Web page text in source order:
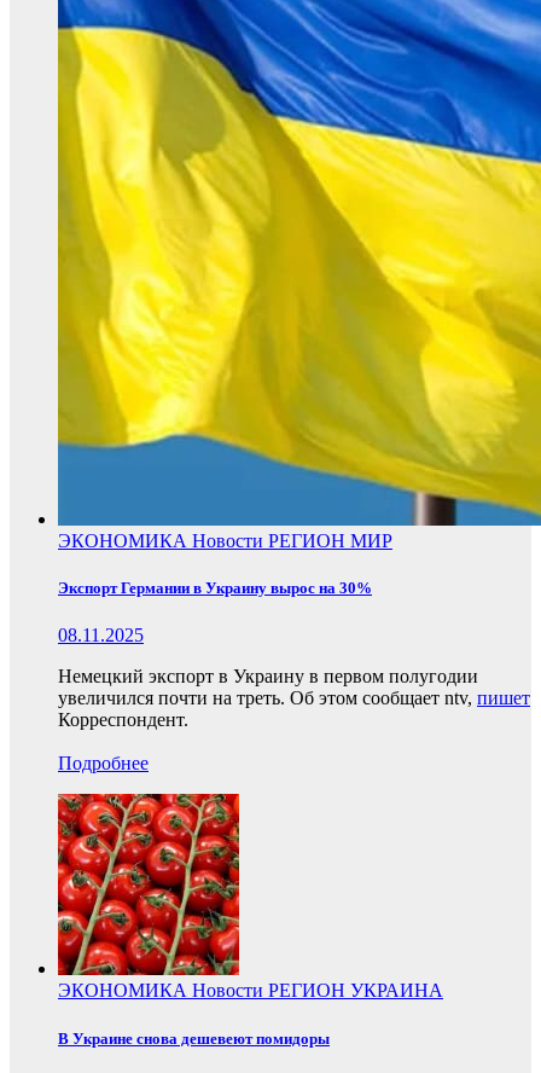
ЭКОНОМИКА Новости РЕГИОН МИР
Экспорт Германии в Украину вырос на 30%
08.11.2025
Немецкий экспорт в Украину в первом полугодии
увеличился почти на треть. Об этом сообщает ntv, пишет
Корреспондент.
Подробнее
ЭКОНОМИКА Новости РЕГИОН УКРАИНА
В Украине снова дешевеют помидоры